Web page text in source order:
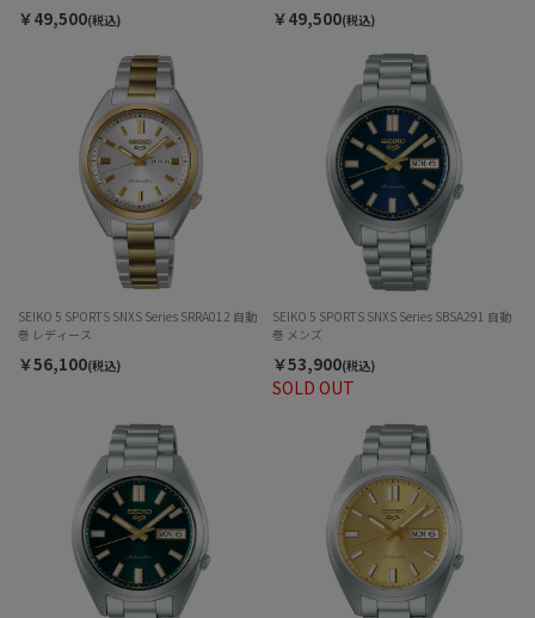
￥49,500(税込) ￥49,500(税込)
SEIKO 5 SPORTS SNXS Series SRRA012 自動
巻 レディース
￥56,100(税込)
SOLD OUT
SEIKO 5 SPORTS SNXS Series SBSA291 自動
巻 メンズ
￥53,900(税込)